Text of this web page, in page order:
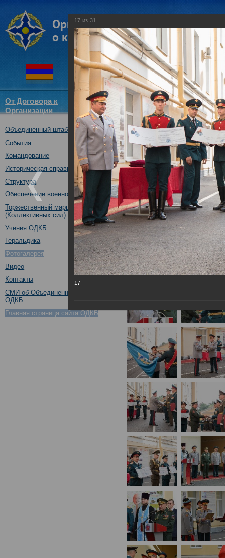
От Договора к
Организации
Структура
ОДКБ
Новости
Объединенный штаб ОДКБ
События
Командование
Историческая справка
Структура
Обеспечение военной безопасности
Торжественный марш Войск
(Коллективных сил) ОДКБ
Учения ОДКБ
Геральдика
Фотогалерея
Видео
Контакты
СМИ об Объединенном штабе
ОДКБ
Главная страница сайта ОДКБ
Участие Объединенного
Дню знаний.
01.09.2017
17 из 31
17